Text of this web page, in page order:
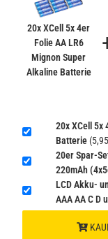
gem.
Grau Lila
gem.
20x XCell 5x 4er
Folie AA LR6
Mignon Super
Alkaline Batterie
20x XCell 5x
Batterie
20er Spar-
220mAh
LCD Akku-
AAA AA C D